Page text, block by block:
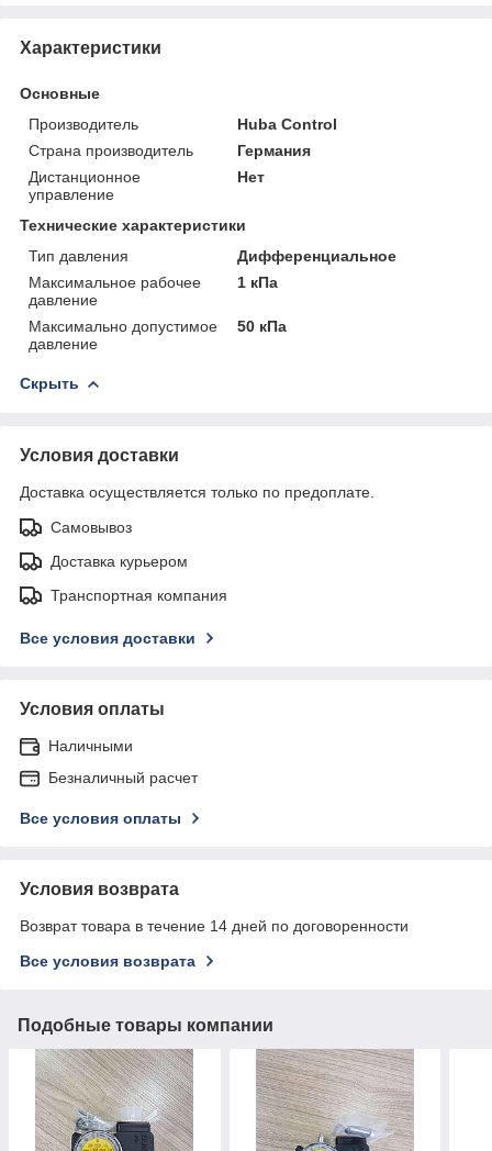
Характеристики
Основные
Производитель
Huba Control
Страна производитель
Германия
Дистанционное
управление
Нет
Технические характеристики
Тип давления
Дифференциальное
Максимальное рабочее
давление
1 кПа
Максимально допустимое
давление
50 кПа
Скрыть
Условия доставки
Доставка осуществляется только по предоплате.
Самовывоз
Доставка курьером
Транспортная компания
Все условия доставки
Условия оплаты
Наличными
Безналичный расчет
Все условия оплаты
Условия возврата
Возврат товара в течение 14 дней по договоренности
Все условия возврата
Подобные товары компании